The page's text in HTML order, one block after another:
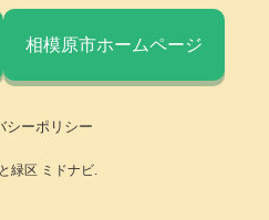
相模原市ホームページ
シーポリシー
緑区 ミドナビ.